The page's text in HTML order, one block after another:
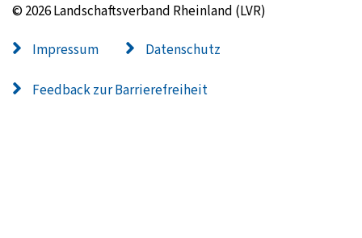
© 2026 Landschaftsverband Rheinland (LVR)
Impressum Datenschutz
Feedback zur Barrierefreiheit